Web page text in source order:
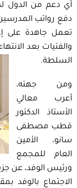
أي دعم من الدول
دفع رواتب
تعمل جاهدة على
والفتيات بعد
السلطة.
ومن جهته،
أعرب معالي
الأستاذ الدكتور
قطب مصطفى
سانو، الأمين
العام للمجمع
ورئيس الوفد، عن
الاجتماع بالوفد